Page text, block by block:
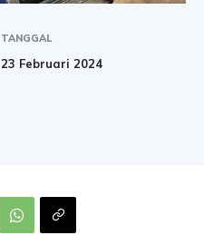
TANGGAL
23 Februari 2024